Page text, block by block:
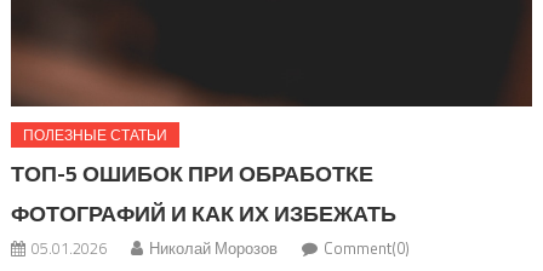
ПОЛЕЗНЫЕ СТАТЬИ
ТОП-5 ОШИБОК ПРИ ОБРАБОТКЕ
ФОТОГРАФИЙ И КАК ИХ ИЗБЕЖАТЬ
05.01.2026 Николай Морозов Comment(0)